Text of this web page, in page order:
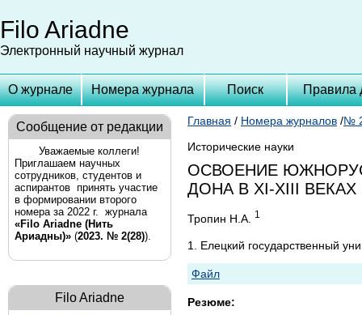
Filo Ariadne
Электронный научный журнал
О журнале Номера журнала Поиск Правила
Сообщение от редакции
Уважаемые коллеги!
Приглашаем научных
сотрудников, студентов и
аспирантов принять участие
в формировании второго
номера за 2022 г. журнала
«Filo Ariadne (Нить
Ариадны)» (2023. № 2(28)).
Filo Ariadne
Главная / Номера журналов /№
Исторические науки
ОСВОЕНИЕ
ДОНА В XI-XIII ВЕКАХ
Тропин Н.А. 1
1. Елецкий государственный
Файл
Резюме: